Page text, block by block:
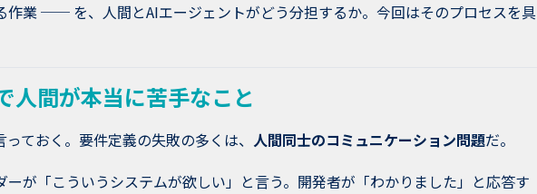
作業 ── を、人間とAIエージェントがどう分担するか。今回はそのプロセスを具
人間が本当に苦手なこと
っておく。要件定義の失敗の多くは、 人間同士のコミュニケーション問題だ。
ーが「こういうシステムが欲しい」と言う。開発者が「わかりました」と応答す